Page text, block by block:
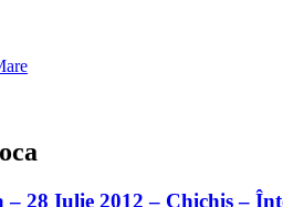
28 Iulie 2012 – Chichiș –